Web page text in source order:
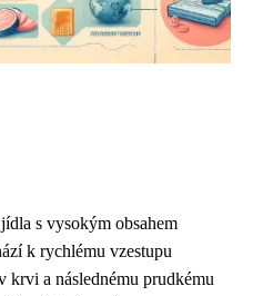
s vysokým obsahem
k rychlému vzestupu
krvi a následnému prudkému